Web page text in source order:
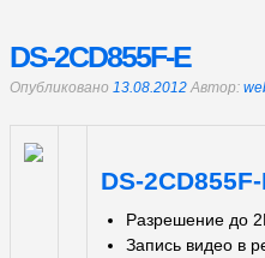
DS-2CD855F-E
Опубликовано 13.08.2012Автор:
DS-
Разрешение до
Запись видео в